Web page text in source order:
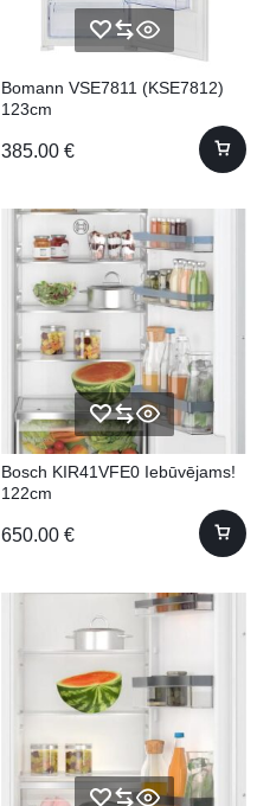
Bomann VSE7811 (KSE7812)
123cm
385.00 €
Bosch KIR41VFE0 Iebūvējams!
122cm
650.00 €